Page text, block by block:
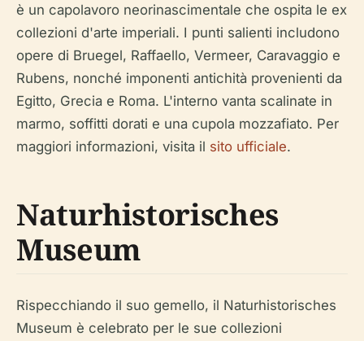
è un capolavoro neorinascimentale che ospita le ex
collezioni d'arte imperiali. I punti salienti includono
opere di Bruegel, Raffaello, Vermeer, Caravaggio e
Rubens, nonché imponenti antichità provenienti da
Egitto, Grecia e Roma. L'interno vanta scalinate in
marmo, soffitti dorati e una cupola mozzafiato. Per
maggiori informazioni, visita il sito ufficiale.
Naturhistorisches
Museum
Rispecchiando il suo gemello, il Naturhistorisches
Museum è celebrato per le sue collezioni